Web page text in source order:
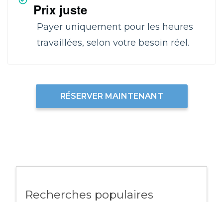
Prix juste
Payer uniquement pour les heures
travaillées, selon votre besoin réel.
RÉSERVER MAINTENANT
Recherches populaires